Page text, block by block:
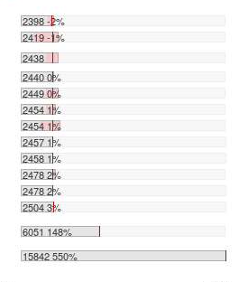
2398 -2%
2419 -1%
2438
2440 0%
2449 0%
2454 1%
2454 1%
2457 1%
2458 1%
2478 2%
2478 2%
2504 3%
6051 148%
15842 550%